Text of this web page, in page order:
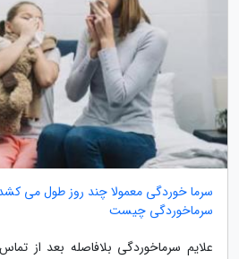
سرما خوردگی معمولا چند روز طول می
سرماخوردگی چیست
علایم سرماخوردگی بلافاصله بعد از